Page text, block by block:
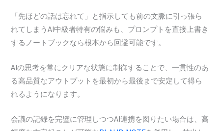
「先ほどの話は忘れて」と指示しても前の文脈に引っ張ら
れてしまうAI中級者特有の悩みも、プロンプトを直接上書き
するノートブックなら根本から回避可能です。
AIの思考を常にクリアな状態に制御することで、一貫性のあ
る高品質なアウトプットを最初から最後まで安定して得ら
れるようになります。
会議の記録を完璧に管理しつつAI連携を図りたい場合は、高